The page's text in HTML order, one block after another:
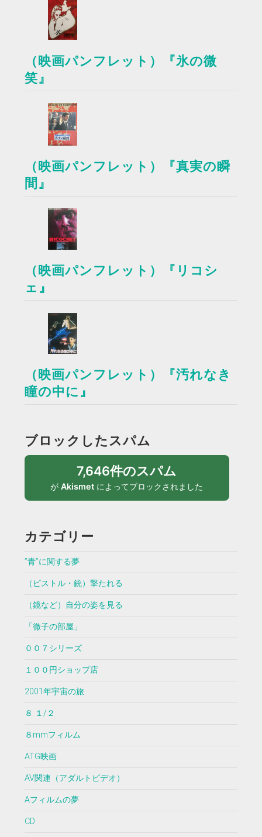
（映画パンフレット）『氷の微
笑』
（映画パンフレット）『真実の瞬
間』
（映画パンフレット）『リコシ
ェ』
（映画パンフレット）『汚れなき
瞳の中に』
ブロックしたスパム
7,646件のスパム
がAkismet によってブロックされました
カテゴリー
”青”に関する夢
（ピストル・銃）撃たれる
（鏡など）自分の姿を見る
「徹子の部屋」
００７シリーズ
１００円ショップ店
2001年宇宙の旅
８ １/２
８mmフィルム
ATG映画
AV関連（アダルトビデオ）
Aフィルムの夢
CD